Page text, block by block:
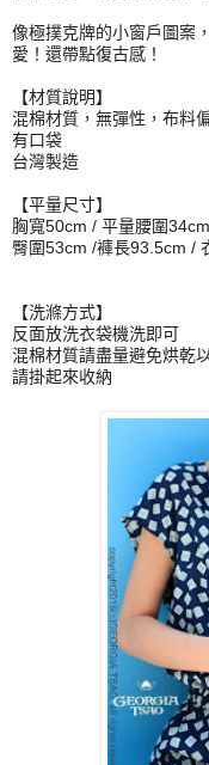
像極撲克牌的小窗戶圖案，
愛！還帶點復古感！
【材質說明】
混棉材質，無彈性，布料
有口袋
台灣製造
【平量尺寸】
胸寬50cm / 平量腰圍
臀圍53cm /褲長93.5cm /
【洗滌方式】
反面放洗衣袋機洗即可
混棉材質請盡量避免烘乾
請掛起來收納